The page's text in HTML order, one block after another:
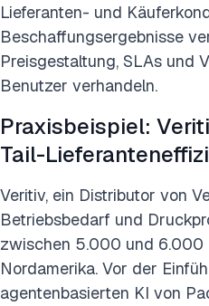
Lieferanten- und
Beschaffungsergebnisse
Preisgestaltung, SLAs und
Benutzer verhandeln.
Praxisbeispiel:
Tail-
Veritiv, ein Distributor von
Betriebsbedarf und
zwischen 5.000 und 6.000
Nordamerika. Vor der
agentenbasierten KI von